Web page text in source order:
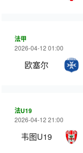
法甲
2026-04-12 01:00
欧塞尔
法U19
2026-04-12 21:00
韦图U19